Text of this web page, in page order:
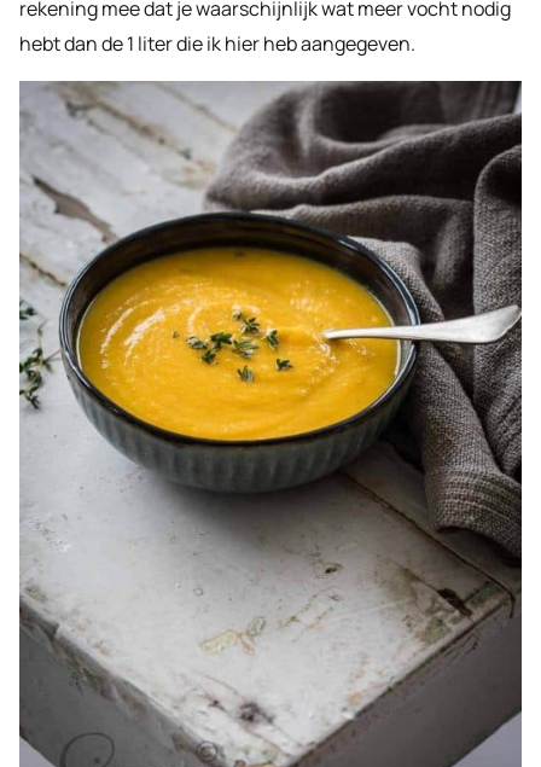
rekening mee dat je waarschijnlijk wat meer vocht nodig
hebt dan de 1 liter die ik hier heb aangegeven.